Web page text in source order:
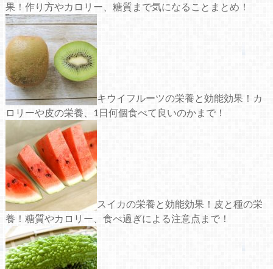
果！作り方やカロリー、糖質まで気になることまとめ！
キウイフルーツの栄養と効能効果！カ
ロリーや皮の栄養、1日何個食べて良いのかまで！
スイカの栄養と効能効果！皮と種の栄
養！糖質やカロリー、食べ過ぎによる注意点まで！